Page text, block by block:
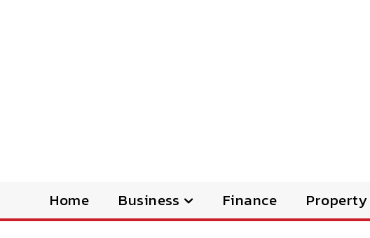
Home Business Finance Property